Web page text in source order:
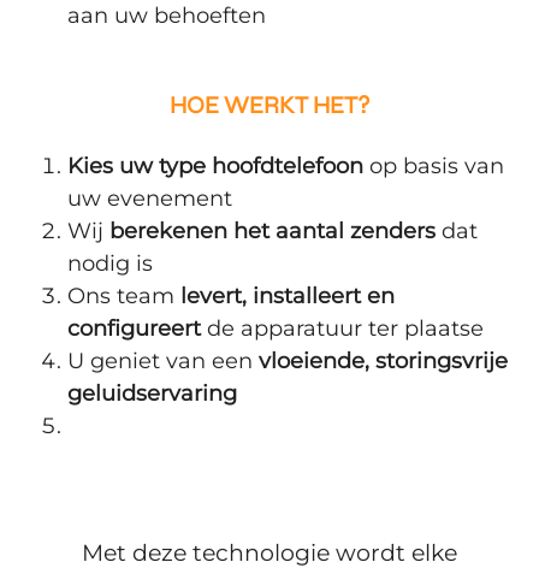
aan uw behoeften
HOE WERKT HET?
Kies uw type hoofdtelefoon op basis van
uw evenement
Wij berekenen het aantal zenders dat
nodig is
Ons team levert, installeert en
configureertde apparatuur ter plaatse
U geniet van een vloeiende, storingsvrije
geluidservaring
Met deze technologie wordt elke